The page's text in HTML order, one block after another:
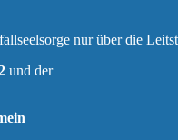
nur über die
und der